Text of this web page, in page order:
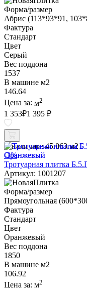
Форма/размер
Абрис (113*93*91,
Фактура
Стандарт
Цвет
Серый
Вес поддона
1537
В машине м2
146.64
Цена за: м2
1 353₽1 395 ₽
В наличии: 45.063 м2
-3%
Тротуарная плитка
Артикул: 1001207
Форма/размер
Прямоугольная
Фактура
Стандарт
Цвет
Оранжевый
Вес поддона
1850
В машине м2
106.92
Цена за: м2